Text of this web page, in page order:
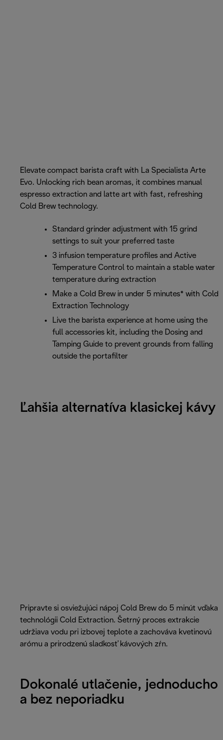
Elevate compact barista craft with La Specialista Arte
Evo. Unlocking rich bean aromas, it combines manual
espresso extraction and latte art with fast, refreshing
Cold Brew technology.
Standard grinder adjustment with 15 grind
settings to suit your preferred taste
3 infusion temperature profiles and Active
Temperature Control to maintain a stable water
temperature during extraction
Make a Cold Brew in under 5 minutes* with Cold
Extraction Technology
Live the barista experience at home using the
full accessories kit, including the Dosing and
Tamping Guide to prevent grounds from falling
outside the portafilter
Ľahšia alternatíva klasickej kávy
Pripravte si osviežujúci nápoj Cold Brew do 5 minút vďaka
technológii Cold Extraction. Šetrný proces extrakcie
udržiava vodu pri izbovej teplote a zachováva kvetinovú
arómu a prirodzenú sladkosť kávových zŕn.
Dokonalé utlačenie, jednoducho
a bez neporiadku